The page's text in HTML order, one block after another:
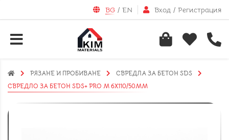
BG / EN Вход / Регистрация
РЯЗАНЕ И ПРОБИВАНЕ
СВРЕДЛА ЗА БЕТОН SDS
СВРЕДЛО ЗА БЕТОН SDS+ PRO M 6X110/50ММ